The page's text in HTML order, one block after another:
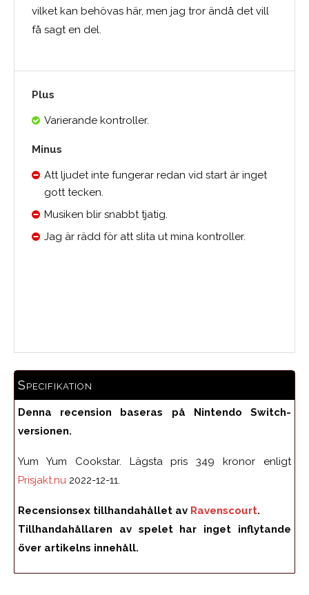
vilket kan behövas här, men jag tror ändå det vill
få sagt en del.
Plus
Varierande kontroller.
Minus
Att ljudet inte fungerar redan vid start är inget
gott tecken.
Musiken blir snabbt tjatig.
Jag är rädd för att slita ut mina kontroller.
Specifikation
Denna recension baseras på Nintendo Switch-
versionen.
Yum Yum Cookstar. Lägsta pris 349 kronor enligt
Prisjakt.nu 2022-12-11.
Recensionsex tillhandahållet av Ravenscourt.
Tillhandahållaren av spelet har inget inflytande
över artikelns innehåll.